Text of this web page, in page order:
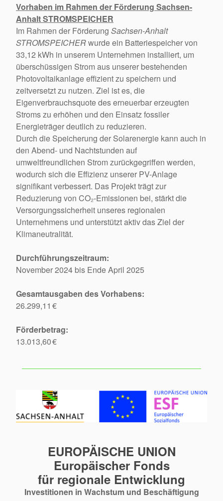
Vorhaben im Rahmen der Förderung Sachsen-
Anhalt STROMSPEICHER
Im Rahmen der Förderung Sachsen-Anhalt
STROMSPEICHERwurde ein Batteriespeicher von
33,12 kWh in unserem Unternehmen installiert, um
überschüssigen Strom aus unserer bestehenden
Photovoltaikanlage effizient zu speichern und
zeitversetzt zu nutzen. Ziel ist es, die
Eigenverbrauchsquote des erneuerbar erzeugten
Stroms zu erhöhen und den Einsatz fossiler
Energieträger deutlich zu reduzieren.
Durch die Speicherung der Solarenergie kann auch in
den Abend- und Nachtstunden auf
umweltfreundlichen Strom zurückgegriffen werden,
wodurch sich die Effizienz unserer PV-Anlage
signifikant verbessert. Das Projekt trägt zur
Reduzierung von CO₂-Emissionen bei, stärkt die
Versorgungssicherheit unseres regionalen
Unternehmens und unterstützt aktiv das Ziel der
Klimaneutralität.
Durchführungszeitraum:
November 2024 bis Ende April 2025
Gesamtausgaben des Vorhabens:
26.299,11 €
Förderbetrag:
13.013,60 €
EUROPÄISCHE UNION
Europäischer Fonds
für regionale Entwicklung
Investitionen in Wachstum und Beschäftigung